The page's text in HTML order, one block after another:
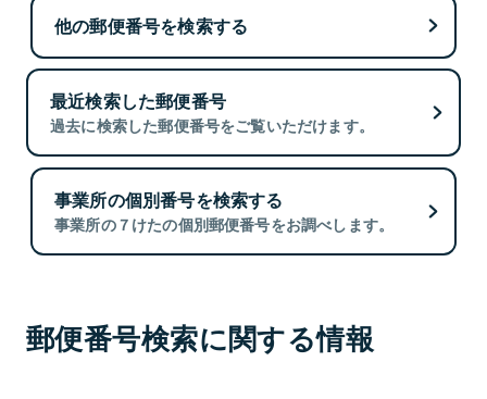
他の郵便番号を検索する
最近検索した郵便番号
過去に検索した郵便番号をご覧いただけます。
事業所の個別番号を検索する
事業所の７けたの個別郵便番号をお調べします。
郵便番号検索に関する情報